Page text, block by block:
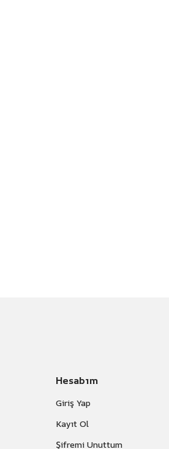
Hesabım
Giriş Yap
Kayıt Ol
Şifremi Unuttum